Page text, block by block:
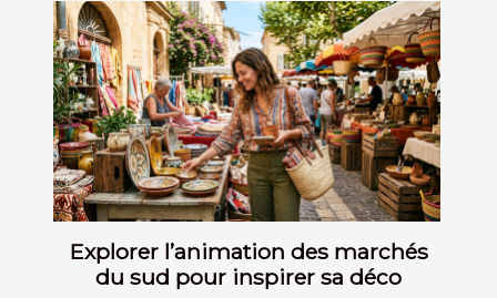
Explorer l’animation des marchés
du sud pour inspirer sa déco